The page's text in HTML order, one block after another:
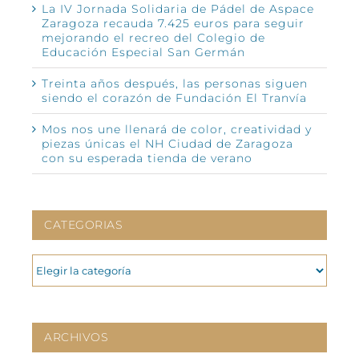
La IV Jornada Solidaria de Pádel de Aspace
Zaragoza recauda 7.425 euros para seguir
mejorando el recreo del Colegio de
Educación Especial San Germán
Treinta años después, las personas siguen
siendo el corazón de Fundación El Tranvía
Mos nos une llenará de color, creatividad y
piezas únicas el NH Ciudad de Zaragoza
con su esperada tienda de verano
CATEGORIAS
CATEGORIAS
ARCHIVOS